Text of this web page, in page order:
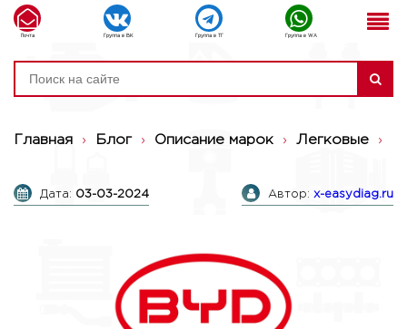
Почта Группа в ВК Группа в ТГ Группа в WA
Главная › Блог › Описание марок › Легковые ›
Дата: 03-03-2024 Автор: x-easydiag.ru